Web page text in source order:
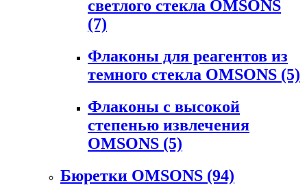
светлого стекла OMSONS
(7)
Флаконы для реагентов из
темного стекла OMSONS (5)
Флаконы с высокой
степенью извлечения
OMSONS (5)
Бюретки OMSONS (94)